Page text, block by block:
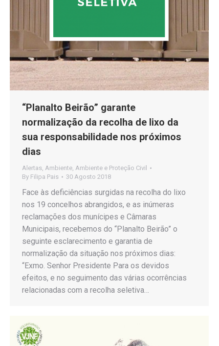
“Planalto Beirão” garante
normalização da recolha de lixo da
sua responsabilidade nos próximos
dias
Alertas, Ambiente, Ambiente e Proteção Civil
By Filipa Pais 30 Agosto 2018
Face às deficiências surgidas na recolha do lixo
nos 19 concelhos abrangidos, e as inúmeras
reclamações dos munícipes e Câmaras
Municipais, recebemos do “Planalto Beirão” o
seguinte esclarecimento e garantia de
normalização da situação nos próximos dias:
“Exmo. Senhor Presidente Para os devidos
efeitos, e no seguimento das várias ocorrências
relacionadas com a recolha seletiva…